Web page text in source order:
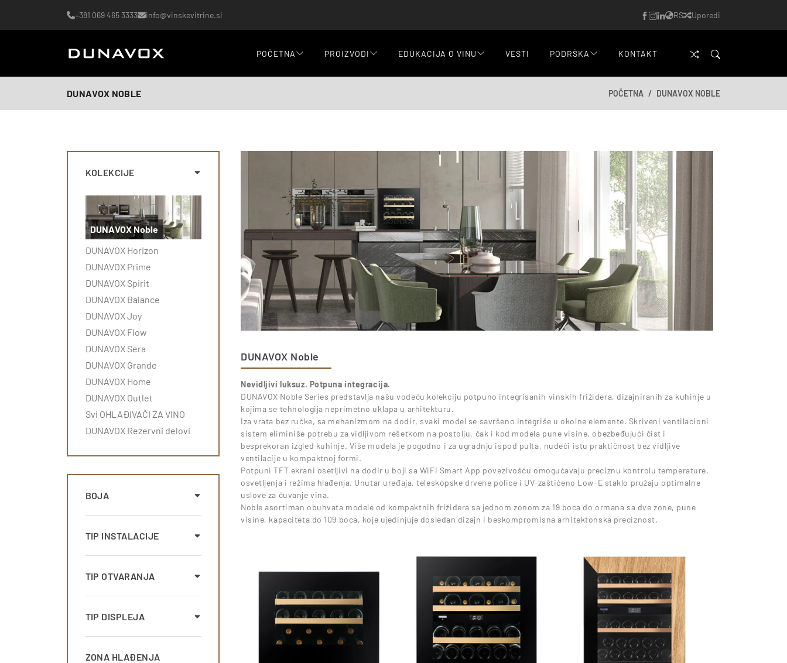
+381 069 465 3333 info@vinskevitrine.si RS Uporedi
POČETNA PROIZVODI EDUKACIJA O VINU VESTI PODRŠKA KONTAKT
DUNAVOX NOBLE POČETNA DUNAVOX NOBLE
KOLEKCIJE
DUNAVOX Noble
DUNAVOX Horizon
DUNAVOX Prime
DUNAVOX Spirit
DUNAVOX Balance
DUNAVOX Joy
DUNAVOX Flow
DUNAVOX Sera
DUNAVOX Grande
DUNAVOX Home
DUNAVOX Outlet
Svi OHLAĐIVAČI ZA VINO
DUNAVOX Rezervni delovi
BOJA
TIP INSTALACIJE
TIP OTVARANJA
TIP DISPLEJA
ZONA HLAĐENJA
DUNAVOX Noble
Nevidljivi luksuz. Potpuna integracija.
DUNAVOX Noble Series predstavlja našu vodeću kolekciju potpuno integrisanih vinskih frižidera, dizajniranih za kuhinje u
kojima se tehnologija neprimetno uklapa u arhitekturu.
Iza vrata bez ručke, sa mehanizmom na dodir, svaki model se savršeno integriše u okolne elemente. Skriveni ventilacioni
sistem eliminiše potrebu za vidljivom rešetkom na postolju, čak i kod modela pune visine, obezbeđujući čist i
besprekoran izgled kuhinje. Više modela je pogodno i za ugradnju ispod pulta, nudeći istu praktičnost bez vidljive
ventilacije u kompaktnoj formi.
Potpuni TFT ekrani osetljivi na dodir u boji sa WiFi Smart App povezivošću omogućavaju preciznu kontrolu temperature,
osvetljenja i režima hlađenja. Unutar uređaja, teleskopske drvene police i UV-zaštićeno Low-E staklo pružaju optimalne
uslove za čuvanje vina.
Noble asortiman obuhvata modele od kompaktnih frižidera sa jednom zonom za 19 boca do ormana sa dve zone, pune
visine, kapaciteta do 109 boca, koje ujedinjuje dosledan dizajn i beskompromisna arhitektonska preciznost.